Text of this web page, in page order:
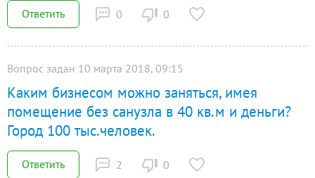
Ответить 0 0
Вопрос задан 10 марта 2018, 09:15
Каким бизнесом можно заняться, имея
помещение без санузла в 40 кв.м и деньги?
Город 100 тыс.человек.
Ответить 2 0